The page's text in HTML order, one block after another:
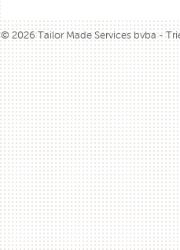
© 2026 Tailor Made Services bvba -